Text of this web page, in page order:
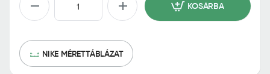
KOSÁRBA
NIKE MÉRETTÁBLÁZAT